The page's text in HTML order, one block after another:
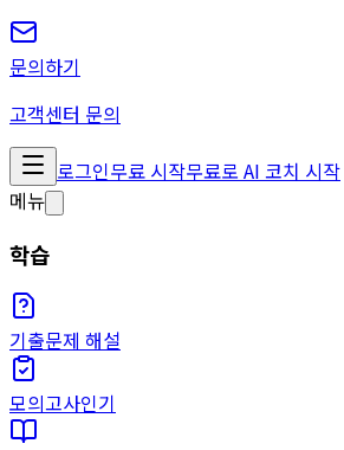
문의하기
고객센터 문의
로그인무료 시작무료로 AI 코치 시작
메뉴
학습
기출문제 해설
모의고사인기